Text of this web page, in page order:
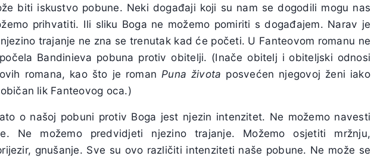
biti iskustvo pobune. Neki događaji koji su nam se dogodili mogu nas
prihvatiti. Ili sliku Boga ne možemo pomiriti s događajem. Narav je
trajanje ne zna se trenutak kad će početi. U Fanteovom romanu ne
Bandinieva pobuna protiv obitelji. (Inače obitelj i obiteljski odnosi
romana, kao što je roman Puna života posvećen njegovoj ženi iako
lik Fanteovog oca.)
o našoj pobuni protiv Boga jest njezin intenzitet. Ne možemo navesti
Ne možemo predvidjeti njezino trajanje. Možemo osjetiti mržnju,
gnušanje. Sve su ovo različiti intenziteti naše pobune. Ne može se